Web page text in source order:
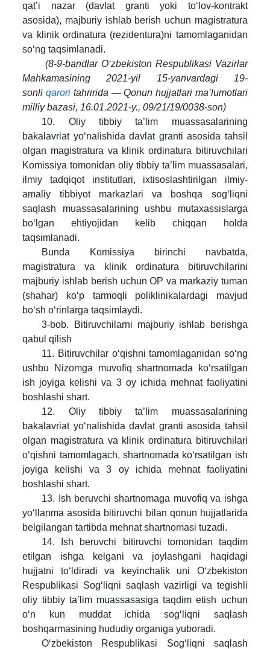
qat’i nazar (davlat granti yoki to‘lov-kontrakt
asosida), majburiy ishlab berish uchun magistratura
va klinik ordinatura (rezidentura)ni tamomlaganidan
so‘ng taqsimlanadi.
(8-9-bandlar O‘zbekiston Respublikasi Vazirlar
Mahkamasining 2021-yil 15-yanvardagi 19-
sonliqarori tahririda — Qonun hujjatlari ma’lumotlari
milliy bazasi, 16.01.2021-y., 09/21/19/0038-son)
10. Oliy tibbiy ta’lim muassasalarining
bakalavriat yo‘nalishida davlat granti asosida tahsil
olgan magistratura va klinik ordinatura bitiruvchilari
Komissiya tomonidan oliy tibbiy ta’lim muassasalari,
ilmiy tadqiqot institutlari, ixtisoslashtirilgan ilmiy-
amaliy tibbiyot markazlari va boshqa sog‘liqni
saqlash muassasalarining ushbu mutaxassislarga
bo‘lgan ehtiyojidan kelib chiqqan holda
taqsimlanadi.
Bunda Komissiya birinchi navbatda,
magistratura va klinik ordinatura bitiruvchilarini
majburiy ishlab berish uchun OP va markaziy tuman
(shahar) ko‘p tarmoqli poliklinikalardagi mavjud
bo‘sh o‘rinlarga taqsimlaydi.
3-bob. Bitiruvchilarni majburiy ishlab berishga
qabul qilish
11. Bitiruvchilar o‘qishni tamomlaganidan so‘ng
ushbu Nizomga muvofiq shartnomada ko‘rsatilgan
ish joyiga kelishi va 3 oy ichida mehnat faoliyatini
boshlashi shart.
12. Oliy tibbiy ta’lim muassasalarining
bakalavriat yo‘nalishida davlat granti asosida tahsil
olgan magistratura va klinik ordinatura bitiruvchilari
o‘qishni tamomlagach, shartnomada ko‘rsatilgan ish
joyiga kelishi va 3 oy ichida mehnat faoliyatini
boshlashi shart.
13. Ish beruvchi shartnomaga muvofiq va ishga
yo‘llanma asosida bitiruvchi bilan qonun hujjatlarida
belgilangan tartibda mehnat shartnomasi tuzadi.
14. Ish beruvchi bitiruvchi tomonidan taqdim
etilgan ishga kelgani va joylashgani haqidagi
hujjatni to‘ldiradi va keyinchalik uni O‘zbekiston
Respublikasi Sog‘liqni saqlash vazirligi va tegishli
oliy tibbiy ta’lim muassasasiga taqdim etish uchun
o‘n kun muddat ichida sog‘liqni saqlash
boshqarmasining hududiy organiga yuboradi.
O‘zbekiston Respublikasi Sog‘liqni saqlash